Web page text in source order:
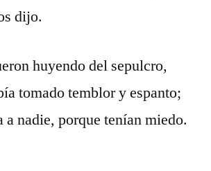
dijo.
huyendo del sepulcro,
tomado temblor y espanto;
a nadie, porque tenían miedo.